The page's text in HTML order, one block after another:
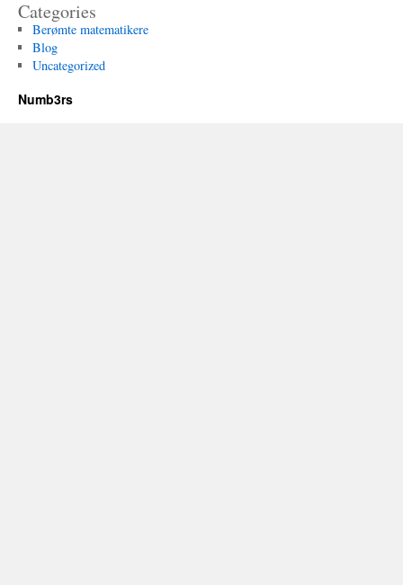
Categories
Berømte matematikere
Blog
Uncategorized
Numb3rs